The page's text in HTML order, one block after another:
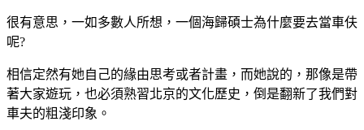
很有意思，一如多數人所想，一個海歸碩士為什麼要去當車伕
呢?
相信定然有她自己的緣由思考或者計畫，而她說的，那像是帶
著大家遊玩，也必須熟習北京的文化歷史，倒是翻新了我們對
車夫的粗淺印象。